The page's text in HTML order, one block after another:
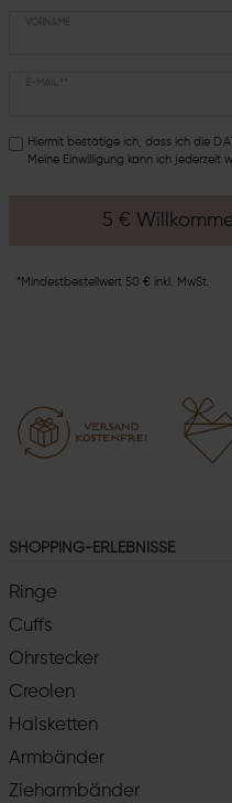
Hiermit bestätige ich, dass ich die
Meine Einwilligung kann ich jederzeit
5 €
*Mindestbestellwert 50 € inkl. MwSt.
SHOPPING-ERLEBNISSE
Ringe
Cuffs
Ohrstecker
Creolen
Halsketten
Armbänder
Zieharmbänder